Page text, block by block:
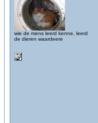
wie de mens leerd kenne, leerd
de dieren waardeere